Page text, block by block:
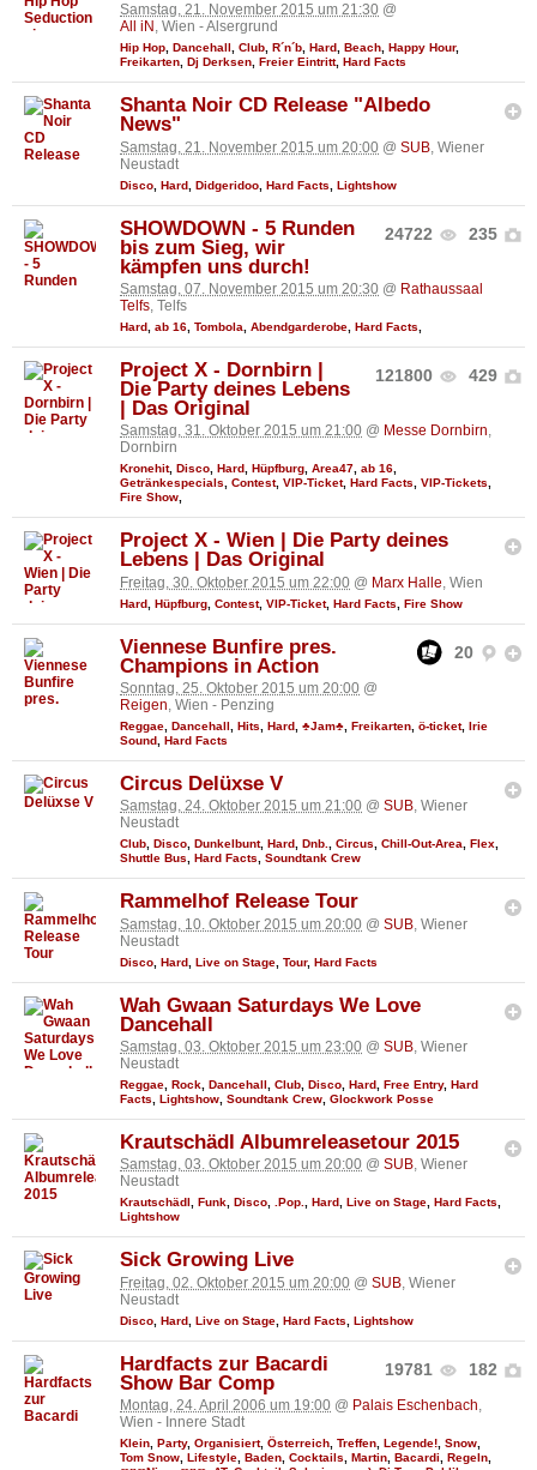
Samstag, 21. November 2015 um 21:30 @
All iN , Wien - Alsergrund
Hip Hop Dancehall Club R´n´b Hard Beach Happy Hour,
Freikarten Dj Derksen Freier Eintritt, Hard Facts
Shanta Noir CD Release "Albedo
News"
Samstag, 21. November 2015 um 20:00 @ SUB , Wiener
Neustadt
Disco Hard Didgeridoo Hard Facts Lightshow
24722 235
SHOWDOWN - 5 Runden
bis zum Sieg, wir
kämpfen uns durch!
Samstag, 07. November 2015 um 20:30 @ Rathaussaal
Telfs, Telfs
Hard ab 16 Tombola Abendgarderobe Hard Facts
121800 429
Project X - Dornbirn |
Die Party deines Lebens
| Das Original
Samstag, 31. Oktober 2015 um 21:00 @ Messe Dornbirn,
Dornbirn
Kronehit, Disco, Hard, Hüpfburg, Area47, ab 16,
Getränkespecials, Contest, VIP-Ticket, Hard Facts, VIP-Tickets,
Fire Show,
Project X - Wien | Die Party deines
Lebens | Das Original
Freitag, 30. Oktober 2015 um 22:00 @ Marx Halle , Wien
Hard Hüpfburg Contest, VIP-Ticket, Hard Facts Fire Show
20
Viennese Bunfire pres.
Champions in Action
Sonntag, 25. Oktober 2015 um 20:00 @
Reigen, Wien - Penzing
Reggae Dancehall Hits Hard ♣Jam♣ Freikarten ö-ticket, Irie
Sound Hard Facts
Circus Delüxse V
Samstag, 24. Oktober 2015 um 21:00 @ SUB, Wiener
Neustadt
Club, Disco, Dunkelbunt, Hard, Dnb., Circus, Chill-Out-Area, Flex,
Shuttle Bus, Hard Facts, Soundtank Crew
Rammelhof Release Tour
Samstag, 10. Oktober 2015 um 20:00 @ SUB , Wiener
Neustadt
Disco Hard Live on Stage Tour, Hard Facts
Wah Gwaan Saturdays We Love
Dancehall
Samstag, 03. Oktober 2015 um 23:00 @ SUB, Wiener
Neustadt
Reggae Rock Dancehall Club Disco Hard Free Entry, Hard
Facts
Lightshow Soundtank Crew Glockwork Posse
Krautschädl Albumreleasetour 2015
Samstag, 03. Oktober 2015 um 20:00 @ SUB, Wiener
Neustadt
Krautschädl , Funk, Disco, .Pop., Hard, Live on Stage, Hard Facts,
Lightshow
Sick Growing Live
Freitag, 02. Oktober 2015 um 20:00 @ SUB , Wiener
Neustadt
Disco Hard Live on Stage Hard Facts Lightshow
19781 182
Hardfacts zur Bacardi
Show Bar Comp
Montag, 24. April 2006 um 19:00 @ Palais Eschenbach,
Wien - Innere Stadt
Klein Party, Organisiert, Österreich Treffen Legende! Snow
Tom Snow Lifestyle Baden Cocktails Martin Bacardi Regeln